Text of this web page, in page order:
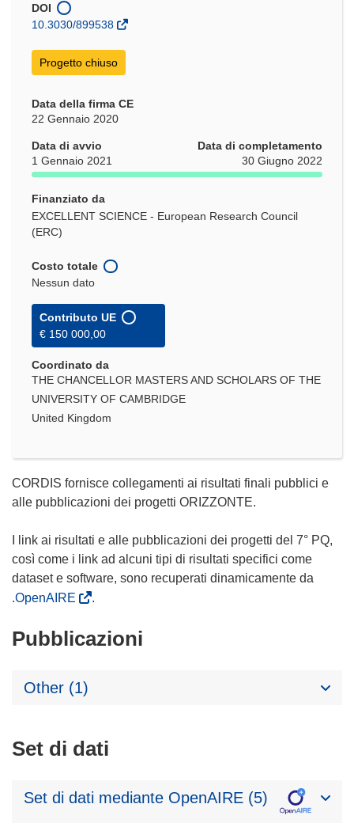
DOI
10.3030/899538
Progetto chiuso
Data della firma CE
22 Gennaio 2020
Data di avvio
1 Gennaio 2021
Data di completamento
30 Giugno 2022
Finanziato da
EXCELLENT SCIENCE - European Research Council
(ERC)
Costo totale
Nessun dato
Contributo UE
€ 150 000,00
Coordinato da
THE CHANCELLOR MASTERS AND SCHOLARS OF THE
UNIVERSITY OF CAMBRIDGE
United Kingdom
CORDIS fornisce collegamenti ai risultati finali pubblici e
alle pubblicazioni dei progetti ORIZZONTE.
I link ai risultati e alle pubblicazioni dei progetti del 7° PQ,
così come i link ad alcuni tipi di risultati specifici come
dataset e software, sono recuperati dinamicamente da
.OpenAIRE
.
Pubblicazioni
Other (1)
Set di dati
Set di dati mediante OpenAIRE (5)